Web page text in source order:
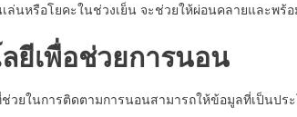
เล่นหรือโยคะในช่วงเย็น จะช่วยให้ผ่อนคลายและพร้
ยีเพื่อช่วยการนอน
วยในการติดตามการนอนสามารถให้ข้อมูลที่เป็นปร